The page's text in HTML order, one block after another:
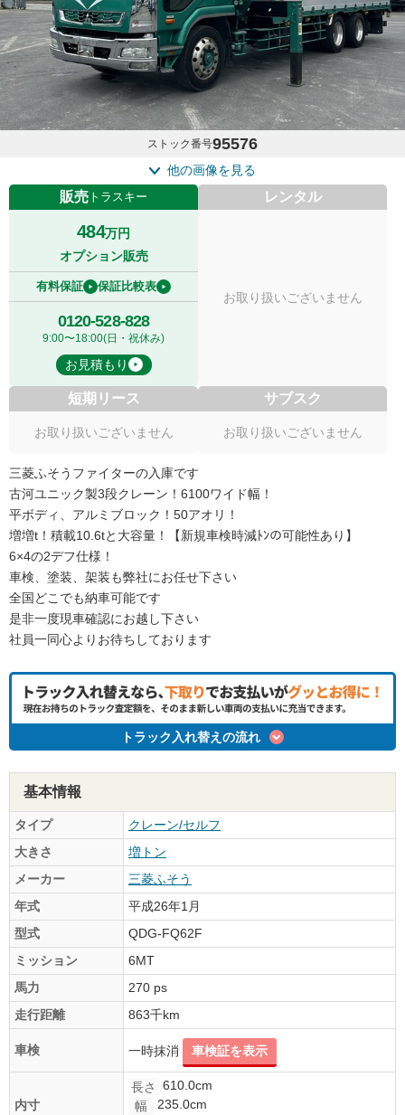
ストック番号95576
他の画像を見る
販売 トラスキー
484万円
オプション販売
有料保証 保証比較表
0120-528-828
9:00〜18:00(日・祝休み)
お見積もり
レンタル
お取り扱いございません
短期リース
お取り扱いございません
サブスク
お取り扱いございません
三菱ふそうファイターの入庫です
古河ユニック製3段クレーン！6100ワイド幅！
平ボディ、アルミブロック！50アオリ！
増増t！積載10.6tと大容量！【新規車検時減ﾄﾝの可能性あり】
6×4の2デフ仕様！
車検、塗装、架装も弊社にお任せ下さい
全国どこでも納車可能です
是非一度現車確認にお越し下さい
社員一同心よりお待ちしております
トラック入れ替えの流れ
基本情報
タイプ
クレーン/セルフ
大きさ
増トン
メーカー
三菱ふそう
年式
平成26年1月
型式
QDG-FQ62F
ミッション
6MT
馬力
270 ps
走行距離
863千km
車検 一時抹消 車検証を表示
内寸
長さ
610.0cm
幅
235.0cm